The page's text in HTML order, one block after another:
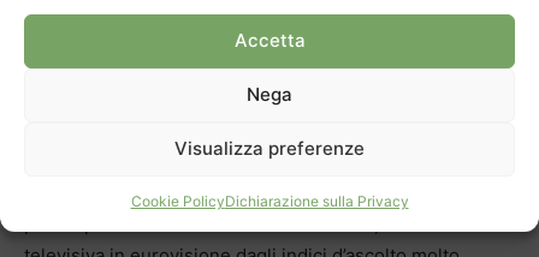
Accetta
Nega
Visualizza preferenze
Cookie PolicyDichiarazione sulla Privacy
Grande l’afflusso di pubblico! Tutte le corti fecero il tutto
esaurito.
La manifestazione del Suu in cadrega impegnava
permise di acquistare un pullmino per trasportare i
gruppi alle varie manifestazioni. Un’altra avventura fu la